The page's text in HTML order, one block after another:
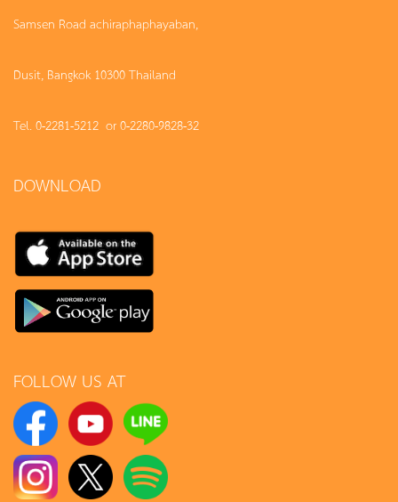
Samsen Road achiraphaphayaban,
Dusit, Bangkok 10300 Thailand
Tel. 0-2281-5212 or 0-2280-9828-32
DOWNLOAD
FOLLOW US AT